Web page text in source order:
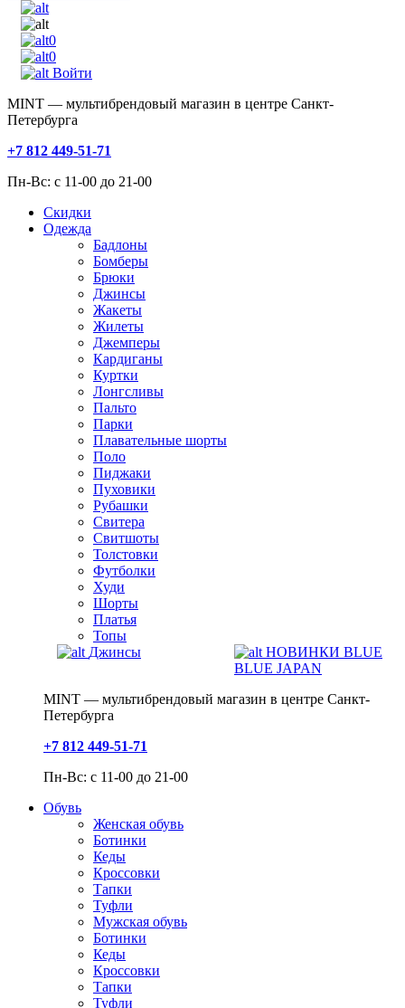
0
0
Войти
MINT — мультибрендовый магазин в центре Санкт-
Петербурга
+7 812 449-51-71
Пн-Вс: с 11-00 до 21-00
Скидки
Одежда
Бадлоны
Бомберы
Брюки
Джинсы
Жакеты
Жилеты
Джемперы
Кардиганы
Куртки
Лонгсливы
Пальто
Парки
Плавательные шорты
Поло
Пиджаки
Пуховики
Рубашки
Свитера
Свитшоты
Толстовки
Футболки
Худи
Шорты
Платья
Топы
Джинсы
НОВИНКИ BLUE
BLUE JAPAN
MINT — мультибрендовый магазин в центре Санкт-
Петербурга
+7 812 449-51-71
Пн-Вс: с 11-00 до 21-00
Обувь
Женская обувь
Ботинки
Кеды
Кроссовки
Тапки
Туфли
Мужская обувь
Ботинки
Кеды
Кроссовки
Тапки
Туфли